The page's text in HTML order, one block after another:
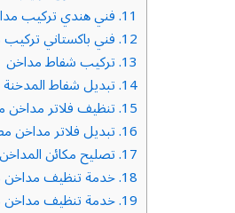
11. فني هندي تركيب
12. فني باكستاني
13. تركيب شفاط مداخن
14. تبديل شفاط المدخنة
15. تنظيف فلاتر مداخن
16. تبديل فلاتر مداخن
17. تصليح مكائن المداخن
18. خدمة تنظيف مداخن
19. خدمة تنظيف مداخن